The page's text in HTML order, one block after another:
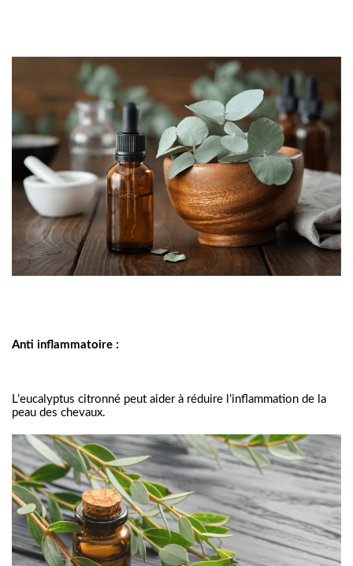
Anti inflammatoire :
L’eucalyptus citronné peut aider à réduire l’inflammation de la
peau des chevaux.